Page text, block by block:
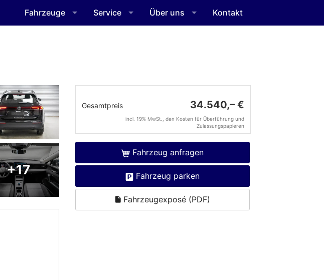
Fahrzeuge Service Über uns Kontakt
Gesamtpreis 34.540,– €
incl. 19% MwSt., den Kosten für Überführung und
Zulassungspapieren
Fahrzeug anfragen
Fahrzeug parken
Fahrzeugexposé (PDF)
+17